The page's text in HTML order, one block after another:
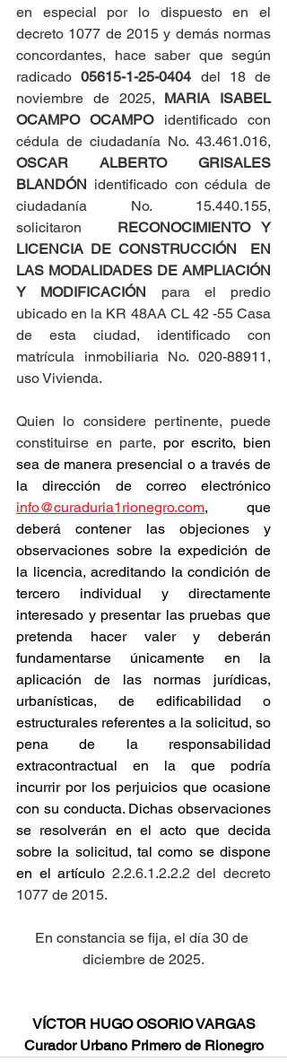
en especial por lo dispuesto en el
decreto 1077 de 2015 y demás normas
concordantes, hace saber que según
radicado 05615-1-25-0404 del 18 de
noviembre de 2025, MARIA ISABEL
OCAMPO OCAMPO identificado con
OSCAR ALBERTO GRISALES
BLANDÓN identificado con cédula de
ciudadanía No. 15.440.155,
solicitaron RECONOCIMIENTO Y
LICENCIA DE CONSTRUCCIÓN  EN
LAS MODALIDADES DE AMPLIACIÓN
Y MODIFICACIÓN para el predio
ubicado en la KR 48AA CL 42 -55 Casa
de esta ciudad, identificado con
matrícula inmobiliaria No. 020-88911,
uso Vivienda.
Quien lo considere pertinente, puede
constituirse en parte, por escrito, bien
sea de manera presencial o a través de
info@curaduria1rionegro.com, que
deberá contener las objeciones y
observaciones sobre la expedición de
la licencia, acreditando la condición de
tercero individual y directamente
interesado y presentar las pruebas que
pretenda hacer valer y deberán
fundamentarse únicamente en la
aplicación de las normas jurídicas,
urbanísticas, de edificabilidad o
estructurales referentes a la solicitud, so
pena de la responsabilidad
extracontractual en la que podría
incurrir por los perjuicios que ocasione
con su conducta. Dichas observaciones
se resolverán en el acto que decida
sobre la solicitud, tal como se dispone
en el artículo 2.2.6.1.2.2.2 del decreto
1077 de 2015.
En constancia se fija, el día 30 de
diciembre de 2025.
VÍCTOR HUGO OSORIO VARGAS
Curador Urbano Primero de Rionegro